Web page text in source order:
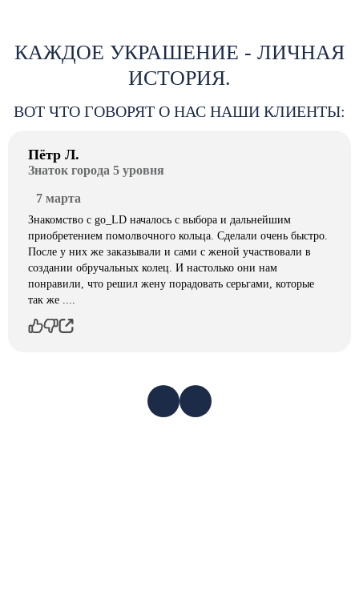
КАЖДОЕ УКРАШЕНИЕ - ЛИЧНАЯ
ИСТОРИЯ.
ВОТ ЧТО ГОВОРЯТ О НАС НАШИ КЛИЕНТЫ:
Пётр Л.
Знаток города 5 уровня
7 марта
Знакомство с go_LD началось с выбора и дальнейшим
приобретением помолвочного кольца. Сделали очень быстро.
После у них же заказывали и сами с женой участвовали в
создании обручальных колец. И настолько они нам
понравили, что решил жену порадовать серьгами, которые
так же ....